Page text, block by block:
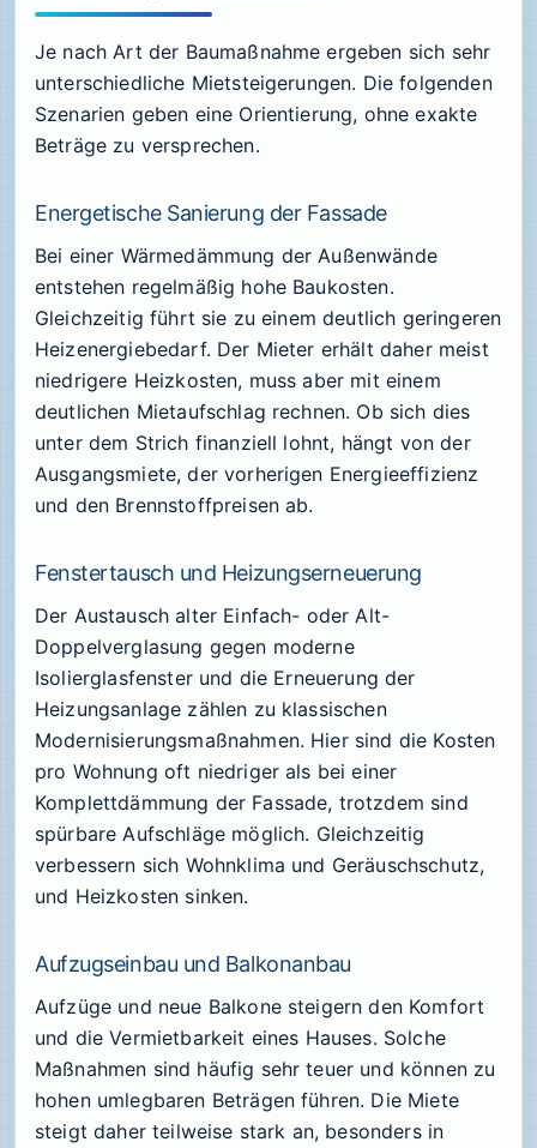
Je nach Art der Baumaßnahme ergeben sich sehr
unterschiedliche Mietsteigerungen. Die folgenden
Szenarien geben eine Orientierung, ohne exakte
Beträge zu versprechen.
Energetische Sanierung der Fassade
Bei einer Wärmedämmung der Außenwände
entstehen regelmäßig hohe Baukosten.
Gleichzeitig führt sie zu einem deutlich geringeren
Heizenergiebedarf. Der Mieter erhält daher meist
niedrigere Heizkosten, muss aber mit einem
deutlichen Mietaufschlag rechnen. Ob sich dies
unter dem Strich finanziell lohnt, hängt von der
Ausgangsmiete, der vorherigen Energieeffizienz
und den Brennstoffpreisen ab.
Fenstertausch und Heizungserneuerung
Der Austausch alter Einfach- oder Alt-
Doppelverglasung gegen moderne
Isolierglasfenster und die Erneuerung der
Heizungsanlage zählen zu klassischen
Modernisierungsmaßnahmen. Hier sind die Kosten
pro Wohnung oft niedriger als bei einer
Komplettdämmung der Fassade, trotzdem sind
spürbare Aufschläge möglich. Gleichzeitig
verbessern sich Wohnklima und Geräuschschutz,
und Heizkosten sinken.
Aufzugseinbau und Balkonanbau
Aufzüge und neue Balkone steigern den Komfort
und die Vermietbarkeit eines Hauses. Solche
Maßnahmen sind häufig sehr teuer und können zu
hohen umlegbaren Beträgen führen. Die Miete
steigt daher teilweise stark an, besonders in